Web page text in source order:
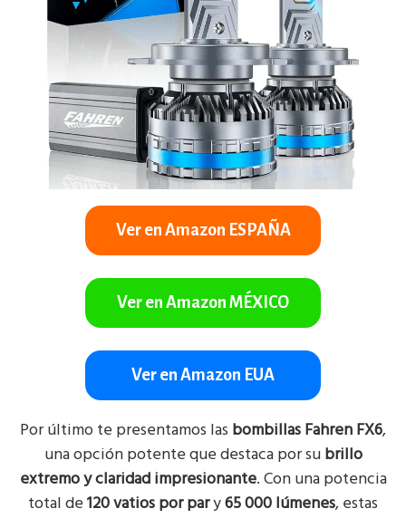
Ver en Amazon ESPAÑA
Ver en Amazon MÉXICO
Ver en Amazon EUA
Por último te presentamos las bombillas Fahren FX6,
una opción potente que destaca por subrillo
extremo y claridad impresionante. Con una potencia
total de120 vatios por pary65 000 lúmenes, estas